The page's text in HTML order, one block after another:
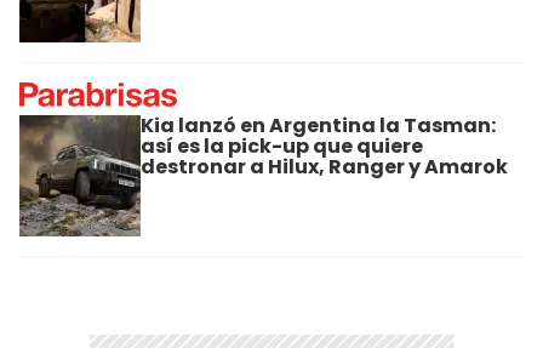
Kia lanzó en Argentina la Tasman:
así es la pick-up que quiere
destronar a Hilux, Ranger y Amarok